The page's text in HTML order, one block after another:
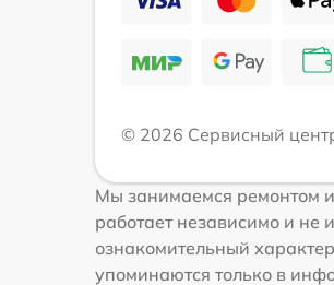
© 2026 Сервисный
Мы занимаемся ремонтом
работает независимо и не
ознакомительный
упоминаются только в